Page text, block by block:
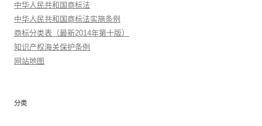
中华人民共和国商标法
中华人民共和国商标法实施条例
商标分类表（最新2014年第十版）
知识产权海关保护条例
网站地图
分类